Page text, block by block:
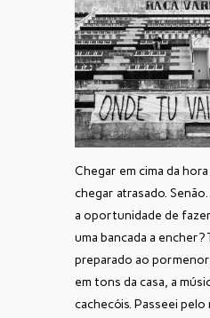
Chegar em cima da
chegar atrasado.
a oportunidade de
uma bancada a
preparado ao
em tons da casa, a
cachecóis. Passeei